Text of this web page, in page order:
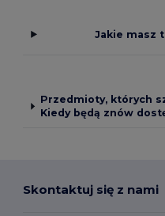
Jakie masz
Przedmioty, których
Kiedy będą znów
Skontaktuj się z nami